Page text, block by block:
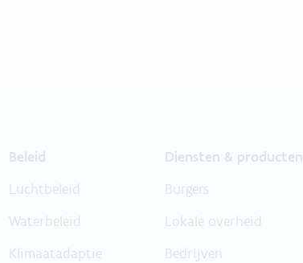
Beleid
Luchtbeleid
Waterbeleid
Klimaatadaptie
Diensten & producten
Burgers
Lokale overheid
Bedrijven